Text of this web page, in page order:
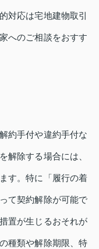
対応は宅地建物取引
へのご相談をおすす
約手付や違約手付な
解除する場合には、
す。特に「履行の着
て契約解除が可能で
置が生じるおそれが
種類や解除期限、特